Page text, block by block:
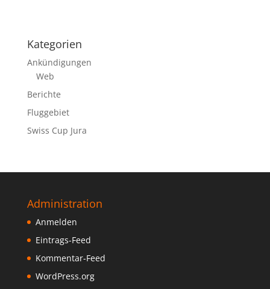
Kategorien
Ankündigungen
Web
Berichte
Fluggebiet
Swiss Cup Jura
Administration
Anmelden
Eintrags-Feed
Kommentar-Feed
WordPress.org